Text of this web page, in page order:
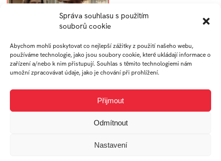
Správa souhlasu s použitím
souborů cookie
Abychom mohli poskytovat co nejlepší zážitky z použití našeho webu,
používáme technologie, jako jsou soubory cookie, které ukládají informace o
zařízení a/nebo k nim přistupují. Souhlas s těmito technologiemi nám
umožní zpracovávat údaje, jako je chování při prohlížení.
Přijmout
Odmítnout
Nastavení
Amori Dolori